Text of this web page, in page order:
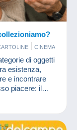
CINEMA
di oggetti
esistenza,
e incontrare
piacere: il